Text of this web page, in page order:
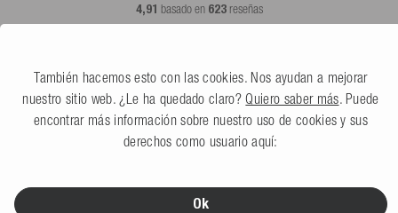
4,91 basado en 623 reseñas
Cable parks, distribuidores y comerciales
También hacemos esto con las cookies. Nos ayudan a mejorar
nuestro sitio web. ¿Le ha quedado claro?Quiero saber más. Puede
encontrar más información sobre nuestro uso de cookies y sus
derechos como usuario aquí:
Ok